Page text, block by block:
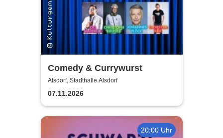
Comedy & Currywurst
Alsdorf, Stadthalle Alsdorf
07.11.2026
20:00 Uhr